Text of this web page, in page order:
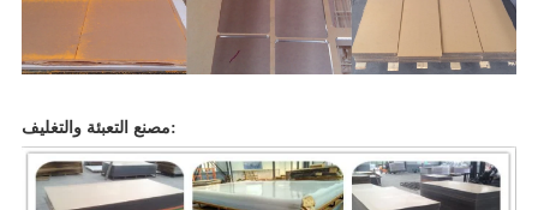
مصنع التعبئة والتغليف: